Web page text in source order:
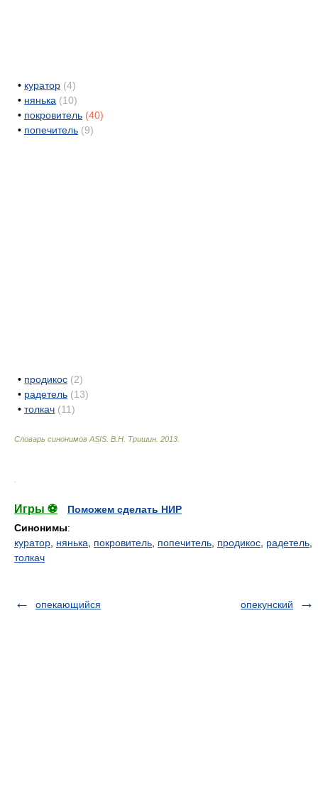
• куратор (4)
• нянька (10)
• покровитель (40)
• попечитель (9)
• продикос (2)
• радетель (13)
• толкач (11)
Словарь синонимов ASIS. В.Н. Тришин 2013
Игры ⚽
Поможем сделать НИР
Синонимы:
куратор нянька покровитель попечитель продикос радетель
толкач
опекающийся опекунский